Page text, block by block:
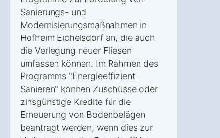
Sanierungs- und
Modernisierungsmaßnahmen in
Hofheim Eichelsdorf an, die auch
die Verlegung neuer Fliesen
umfassen können. Im Rahmen des
Programms "Energieeffizient
Sanieren" können Zuschüsse oder
zinsgünstige Kredite für die
Erneuerung von Bodenbelägen
beantragt werden, wenn dies zur